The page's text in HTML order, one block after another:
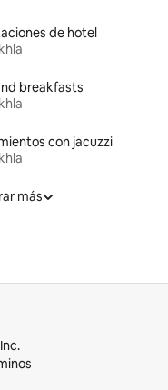
de hotel
breakfasts
con jacuzzi
más